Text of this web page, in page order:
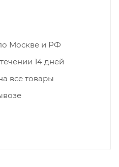
Москве и РФ
14 дней
все товары